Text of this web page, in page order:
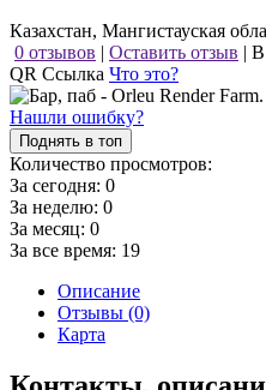
Казахстан, Мангистауская
0 отзывов | Оставить отзыв | В
QR Ссылка Что это?
Нашли ошибку?
Поднять в топ
Количество просмотров:
За сегодня: 0
За неделю: 0
За месяц: 0
За все время: 19
Описание
Отзывы (0)
Карта